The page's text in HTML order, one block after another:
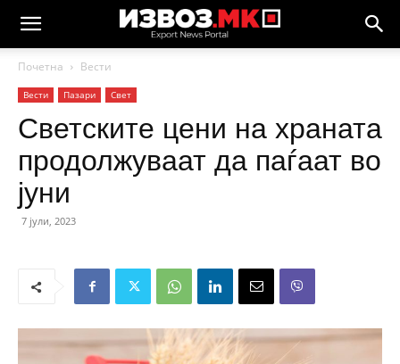
Почетна Вести
Вести Пазари Свет
Светските цени на храната
продолжуваат да паѓаат во
јуни
7 јули, 2023